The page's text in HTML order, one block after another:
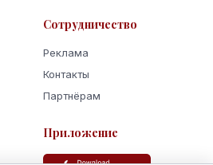
Сотрудничество
Реклама
Контакты
Партнёрам
Приложение